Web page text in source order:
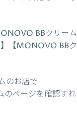
BBクリーム
【MONOVO BBク
のお店で
ページを確認すれ